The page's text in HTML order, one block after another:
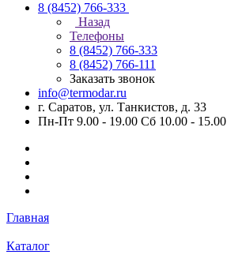
8 (8452) 766-333
Назад
Телефоны
8 (8452) 766-333
8 (8452) 766-111
Заказать звонок
info@termodar.ru
г. Саратов, ул. Танкистов, д. 33
Пн-Пт 9.00 - 19.00 Сб 10.00 - 15.00
Главная
Каталог